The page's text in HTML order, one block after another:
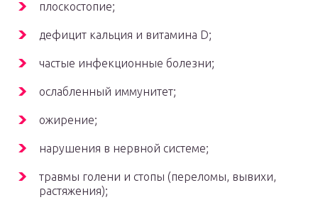
плоскостопие;
дефицит кальция и витамина D;
частые инфекционные болезни;
ослабленный иммунитет;
ожирение;
нарушения в нервной системе;
травмы голени и стопы (переломы, вывихи,
растяжения);